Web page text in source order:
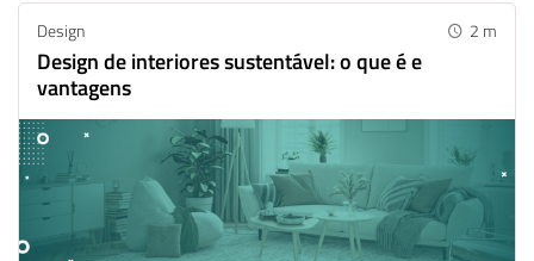
Design 2 m
Design de interiores sustentável: o que é e
vantagens